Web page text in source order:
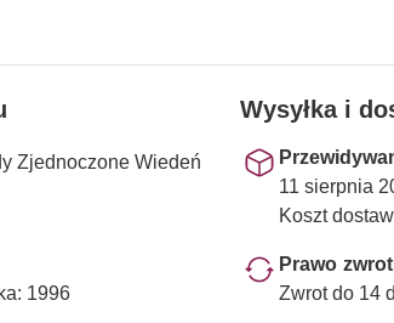
Zjednoczone Wiedeń
1996
Wysyłka i
11 sierpnia
Koszt
Prawo
Zwrot do 14